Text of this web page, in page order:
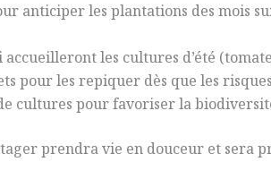
anticiper les plantations des mois
les cultures d’été
pour les repiquer dès que les
cultures pour favoriser la
prendra vie en douceur et sera